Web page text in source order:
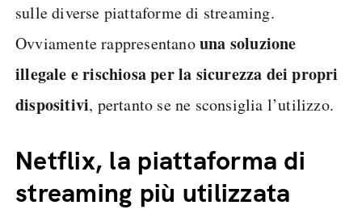
sulle diverse piattaforme di streaming.
Ovviamente rappresentanouna soluzione
illegale e rischiosa per la sicurezza dei propri
dispositivi, pertanto se ne sconsiglia l’utilizzo.
Netflix, la piattaforma di
streaming più utilizzata